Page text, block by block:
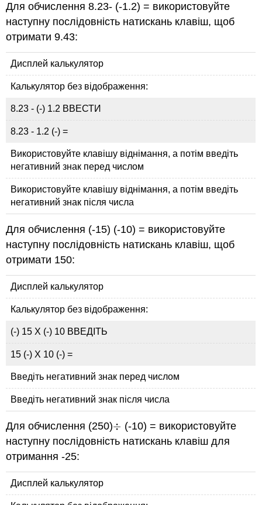
Для обчислення 8.23- (-1.2) = використовуйте
наступну послідовність натискань клавіш, щоб
отримати 9.43:
Дисплей калькулятор
Калькулятор без відображення:
8.23 - (-) 1.2 ВВЕСТИ
8.23 - 1.2 (-) =
Використовуйте клавішу віднімання, а потім введіть
негативний знак перед числом
Використовуйте клавішу віднімання, а потім введіть
негативний знак після числа
Для обчислення (-15) (-10) = використовуйте
наступну послідовність натискань клавіш, щоб
отримати 150:
Дисплей калькулятор
Калькулятор без відображення:
(-) 15 Х (-) 10 ВВЕДІТЬ
15 (-) Х 10 (-) =
Введіть негативний знак перед числом
Введіть негативний знак після числа
Для обчислення (250)÷
÷ (-10) = використовуйте
наступну послідовність натискань клавіш для
отримання -25:
Дисплей калькулятор